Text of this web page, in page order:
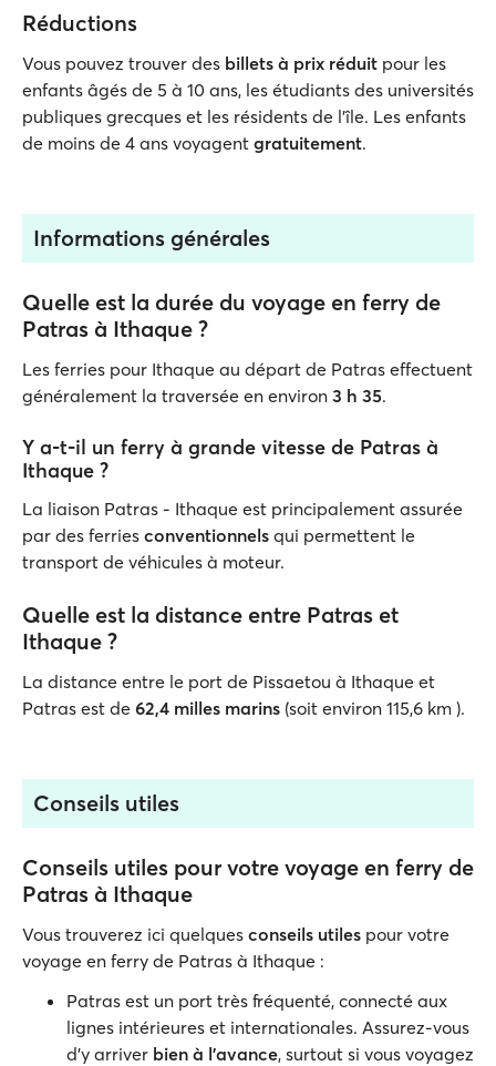
Réductions
Vous pouvez trouver des billets à prix réduit pour les
enfants âgés de 5 à 10 ans, les étudiants des universités
publiques grecques et les résidents de l'île. Les enfants
de moins de 4 ans voyagent gratuitement.
Informations générales
Quelle est la durée du voyage en ferry de
Patras à Ithaque ?
Les ferries pour Ithaque au départ de Patras effectuent
généralement la traversée en environ 3 h 35.
Y a-t-il un ferry à grande vitesse de Patras à
Ithaque ?
La liaison Patras - Ithaque est principalement assurée
par des ferries conventionnels qui permettent le
transport de véhicules à moteur.
Quelle est la distance entre Patras et
Ithaque ?
La distance entre le port de Pissaetou à Ithaque et
Patras est de 62,4 milles marins (soit environ 115,6 km ).
Conseils utiles
Conseils utiles pour votre voyage en ferry de
Patras à Ithaque
Vous trouverez ici quelques conseils utiles pour votre
voyage en ferry de Patras à Ithaque :
Patras est un port très fréquenté, connecté aux
lignes intérieures et internationales. Assurez-vous
d'y arriver bien à l'avance, surtout si vous voyagez